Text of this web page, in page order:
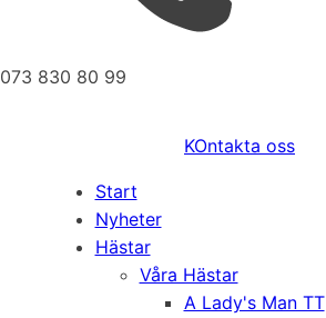
073 830 80 99
KOntakta oss
Start
Nyheter
Hästar
Våra Hästar
A Lady's Man TT